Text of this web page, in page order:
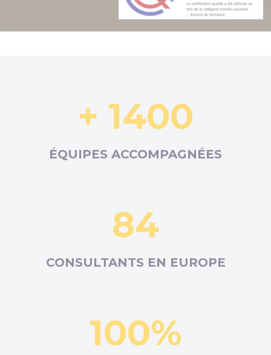
+ 1400
ÉQUIPES ACCOMPAGNÉES
84
CONSULTANTS EN EUROPE
100%